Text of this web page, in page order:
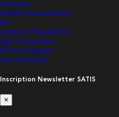
Personnelles
Newsletter
Customizer
légales
contacter
Inscription Newsletter SATIS
×